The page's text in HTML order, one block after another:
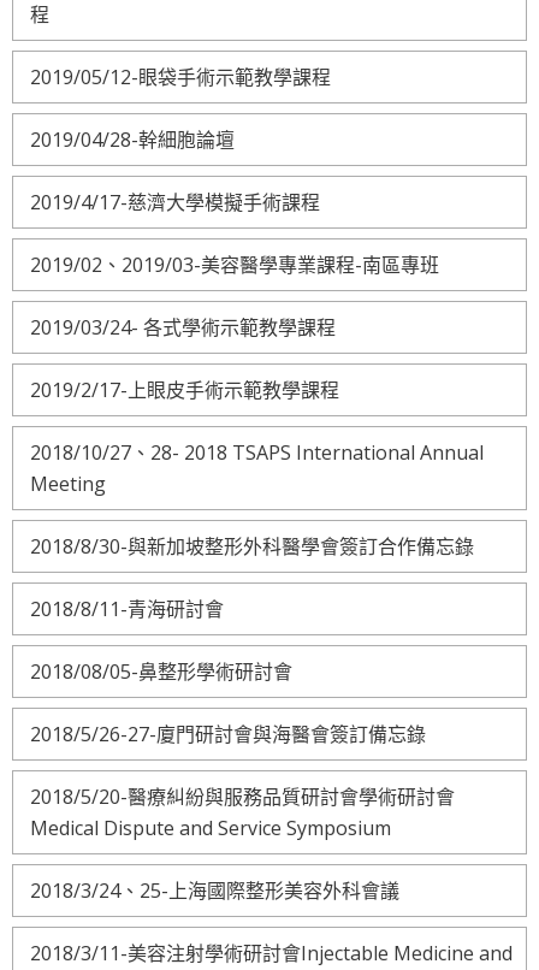
程
2019/05/12-眼袋手術示範教學課程
2019/04/28-幹細胞論壇
2019/4/17-慈濟大學模擬手術課程
2019/02、2019/03-美容醫學專業課程-南區專班
2019/03/24- 各式學術示範教學課程
2019/2/17-上眼皮手術示範教學課程
2018/10/27、28- 2018 TSAPS International Annual
Meeting
2018/8/30-與新加坡整形外科醫學會簽訂合作備忘錄
2018/8/11-青海研討會
2018/08/05-鼻整形學術研討會
2018/5/26-27-廈門研討會與海醫會簽訂備忘錄
2018/5/20-醫療糾紛與服務品質研討會學術研討會
Medical Dispute and Service Symposium
2018/3/24、25-上海國際整形美容外科會議
2018/3/11-美容注射學術研討會Injectable Medicine and